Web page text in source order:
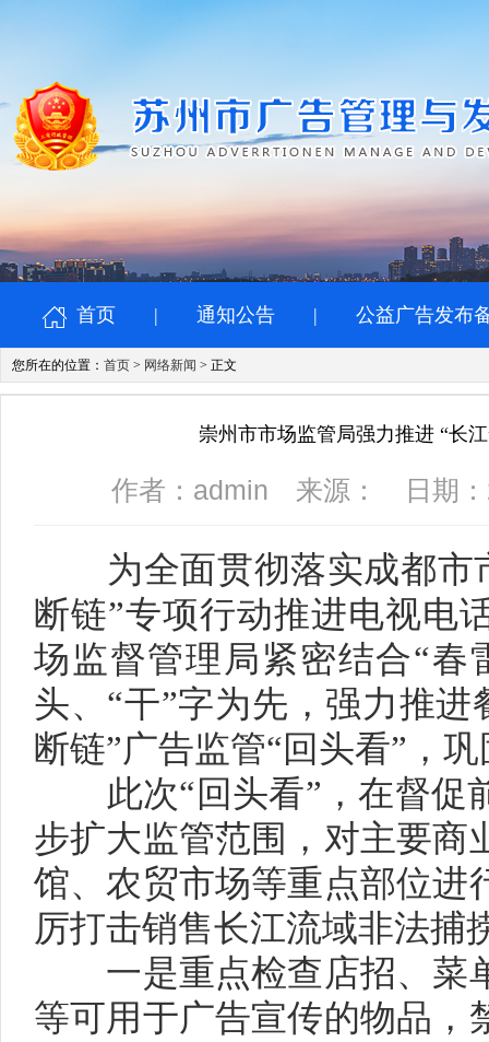
首页 | 通知公告 | 公益广告发布
您所在的位置： 首页 > 网络新闻 > 正文
崇州市市场监管局强力推进 “长
作者：admin 来源： 日期
为全面贯彻落实成都市
断链”专项行动推进电视电
场监督管理局紧密结合“春
头、“干”字为先，强力推
断链”广告监管“回头看”，
此次“回头看”，在督促
步扩大监管范围，对主要商
馆、农贸市场等重点部位进
厉打击销售长江流域非法捕
一是重点检查店招、菜
等可用于广告宣传的物品，